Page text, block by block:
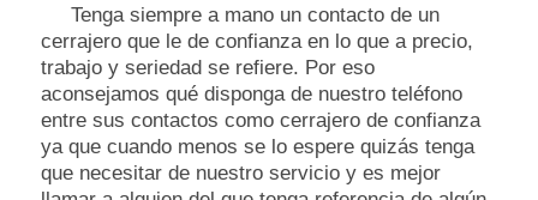
Tenga siempre a mano un contacto de un
cerrajero que le de confianza en lo que a precio,
trabajo y seriedad se refiere. Por eso
aconsejamos qué disponga de nuestro teléfono
entre sus contactos como cerrajero de confianza
ya que cuando menos se lo espere quizás tenga
que necesitar de nuestro servicio y es mejor